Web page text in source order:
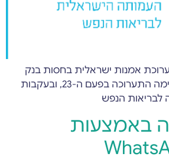
אמנות ישראלית בחסות בנק
הפועלים. השנה התקיימה התערוכה בפעם ה-23, ובעקבות
הנפש
באמצעות